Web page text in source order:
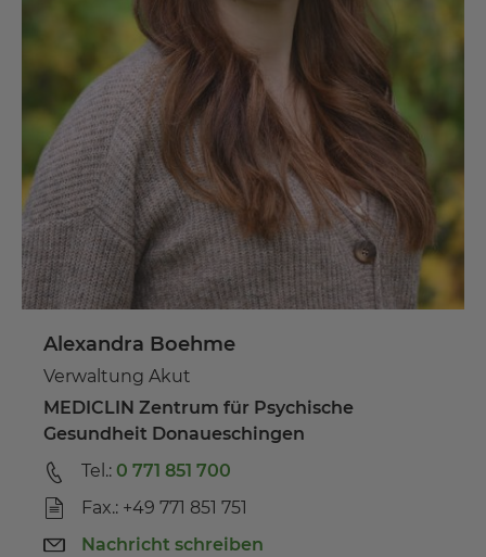
Alexandra Boehme
Verwaltung Akut
MEDICLIN Zentrum für Psychische
Gesundheit Donaueschingen
Tel.: 0 771 851 700
Fax.: +49 771 851 751
Nachricht schreiben